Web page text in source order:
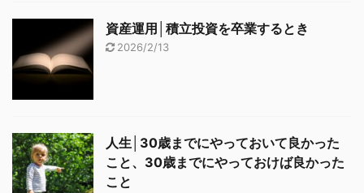
資産運用│積立投資を卒業するとき
2026/2/13
人生│30歳までにやっておいて良かった
こと、30歳までにやっておけば良かった
こと